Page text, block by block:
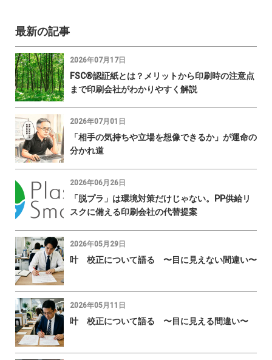
最新の記事
2026年07月17日
FSC®認証紙とは？メリットから印刷時の注意点
まで印刷会社がわかりやすく解説
2026年07月01日
「相手の気持ちや立場を想像できるか」が運命の
分かれ道
2026年06月26日
「脱プラ」は環境対策だけじゃない。PP供給リ
スクに備える印刷会社の代替提案
2026年05月29日
叶 校正について語る 〜目に見えない間違い〜
2026年05月11日
叶 校正について語る 〜目に見える間違い〜